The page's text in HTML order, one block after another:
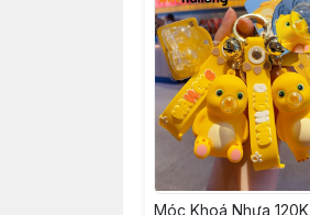
Móc Khoá Nhựa 120K